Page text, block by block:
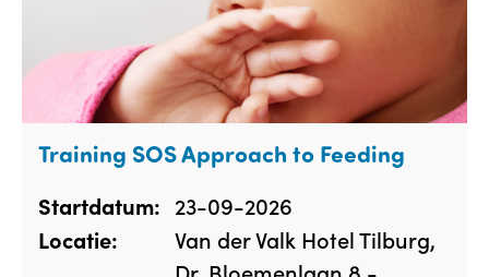
Training SOS Approach to Feeding
Startdatum: 23-09-2026
Locatie:
Van der Valk Hotel Tilburg,